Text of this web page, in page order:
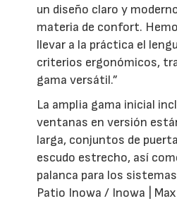
un diseño claro y
materia de confort.
llevar a la práctica el
criterios ergonómicos,
gama versátil.”
La amplia gama inicial
ventanas en versión
larga, conjuntos de
escudo estrecho, así
palanca para los
Patio Inowa / Inowa |